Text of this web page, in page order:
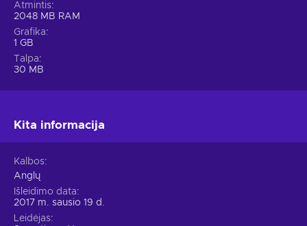
Atmintis
2048 MB RAM
Grafika
1 GB
Talpa
30 MB
Kita informacija
Kalbos
Anglų
Išleidimo data
2017 m. sausio 19 d.
Leidėjas